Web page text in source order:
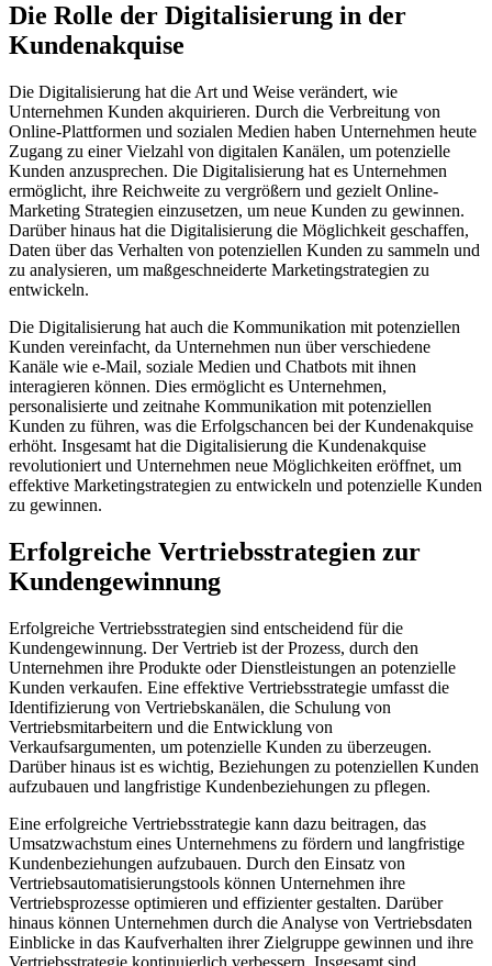
Die Rolle der Digitalisierung in der
Kundenakquise
Die Digitalisierung hat die Art und Weise verändert, wie
Unternehmen Kunden akquirieren. Durch die Verbreitung von
Online-Plattformen und sozialen Medien haben Unternehmen heute
Zugang zu einer Vielzahl von digitalen Kanälen, um potenzielle
Kunden anzusprechen. Die Digitalisierung hat es Unternehmen
ermöglicht, ihre Reichweite zu vergrößern und gezielt Online-
Marketing Strategien einzusetzen, um neue Kunden zu gewinnen.
Darüber hinaus hat die Digitalisierung die Möglichkeit geschaffen,
Daten über das Verhalten von potenziellen Kunden zu sammeln und
zu analysieren, um maßgeschneiderte Marketingstrategien zu
entwickeln.
Die Digitalisierung hat auch die Kommunikation mit potenziellen
Kunden vereinfacht, da Unternehmen nun über verschiedene
Kanäle wie e-Mail, soziale Medien und Chatbots mit ihnen
interagieren können. Dies ermöglicht es Unternehmen,
personalisierte und zeitnahe Kommunikation mit potenziellen
Kunden zu führen, was die Erfolgschancen bei der Kundenakquise
erhöht. Insgesamt hat die Digitalisierung die Kundenakquise
revolutioniert und Unternehmen neue Möglichkeiten eröffnet, um
effektive Marketingstrategien zu entwickeln und potenzielle Kunden
zu gewinnen.
Erfolgreiche Vertriebsstrategien zur
Kundengewinnung
Erfolgreiche Vertriebsstrategien sind entscheidend für die
Kundengewinnung. Der Vertrieb ist der Prozess, durch den
Unternehmen ihre Produkte oder Dienstleistungen an potenzielle
Kunden verkaufen. Eine effektive Vertriebsstrategie umfasst die
Identifizierung von Vertriebskanälen, die Schulung von
Vertriebsmitarbeitern und die Entwicklung von
Verkaufsargumenten, um potenzielle Kunden zu überzeugen.
Darüber hinaus ist es wichtig, Beziehungen zu potenziellen Kunden
aufzubauen und langfristige Kundenbeziehungen zu pflegen.
Eine erfolgreiche Vertriebsstrategie kann dazu beitragen, das
Umsatzwachstum eines Unternehmens zu fördern und langfristige
Kundenbeziehungen aufzubauen. Durch den Einsatz von
Vertriebsautomatisierungstools können Unternehmen ihre
Vertriebsprozesse optimieren und effizienter gestalten. Darüber
hinaus können Unternehmen durch die Analyse von Vertriebsdaten
Einblicke in das Kaufverhalten ihrer Zielgruppe gewinnen und ihre
Vertriebsstrategie kontinuierlich verbessern. Insgesamt sind